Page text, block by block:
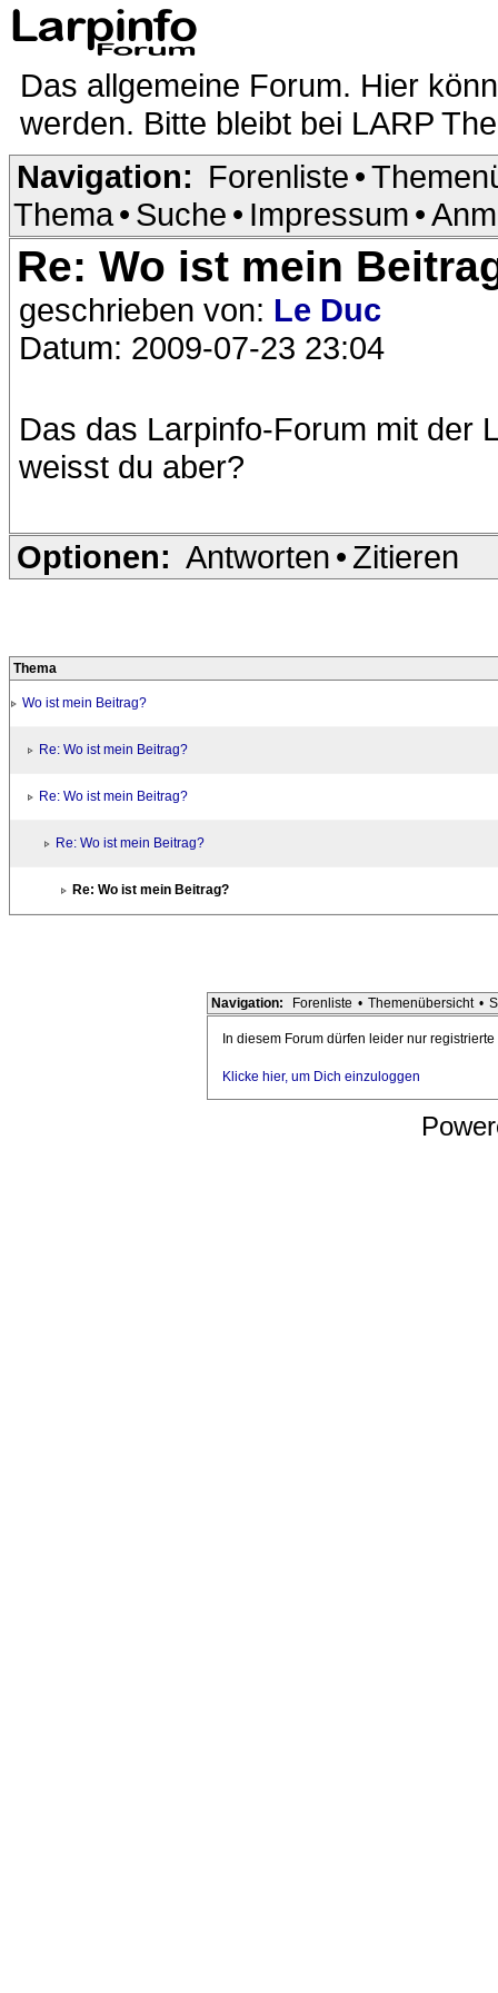
Das allgemeine Forum. Hier
werden. Bitte bleibt bei LARP
Navigation: Forenliste •
Thema• Suche • Impressum •
Re: Wo ist mein
geschrieben von: Le Duc
Datum: 2009-07-23 23:04
Das das Larpinfo-Forum mit der
weisst du aber?
Optionen: Antworten • Zitieren
Thema
Wo ist mein Beitrag?
Re: Wo ist mein Beitrag?
Re: Wo ist mein Beitrag?
Re: Wo ist mein Beitrag?
Re: Wo ist mein Beitrag?
Navigation: Forenliste • Themenübersicht •
In diesem Forum dürfen leider nur
Klicke hier, um Dich einzuloggen